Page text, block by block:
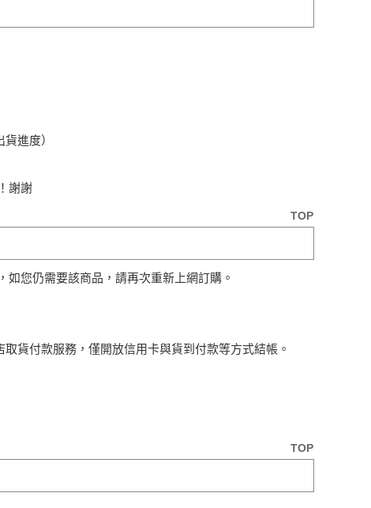
進度）
謝謝
TOP
您仍需要該商品，請再次重新上網訂購。
貨付款服務，僅開放信用卡與貨到付款等方式結帳。
TOP